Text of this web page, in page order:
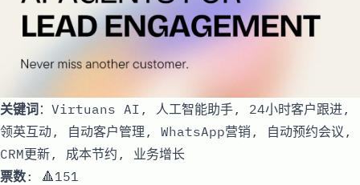
关键词：Virtuans AI, 人工智能助手, 24小时客户跟进,
领英互动, 自动客户管理, WhatsApp营销, 自动预约会议,
CRM更新, 成本节约, 业务增长
票数: 🔺151